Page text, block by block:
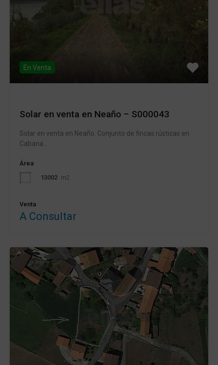
En Venta
Solar en venta en Neaño – S000043
Solar en venta en Neaño. Conjunto de fincas rústicas en
Cabana…
Área
13002 m2
Venta
A Consultar